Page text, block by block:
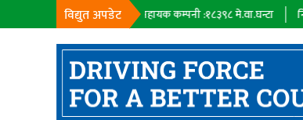
विद्युत अपडेट
सहायक कम्पनी :१८३९८मे.वा.घन्टा निजी क्षेत्र :